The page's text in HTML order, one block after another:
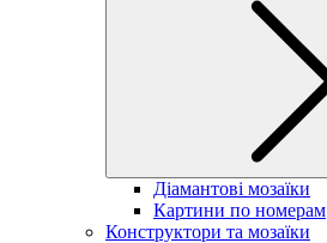
Діамантові мозаїки
Картини по номерам
Конструктори та мозаїки